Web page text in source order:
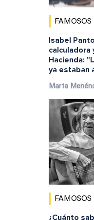
FAMOSOS
Isabel
calculadora
Hacienda:
ya estaban
Marta
FAMOSOS
¿Cuánto